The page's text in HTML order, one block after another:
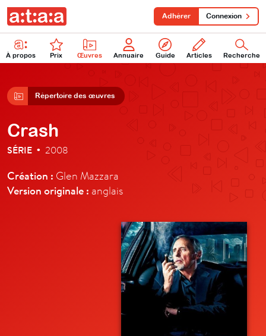
À propos Prix Œuvres Annuaire Guide Articles Recherche
Adhérer Connexion
Répertoire des œuvres
Crash
SÉRIE • 2008
Création : Glen Mazzara
Version originale : anglais